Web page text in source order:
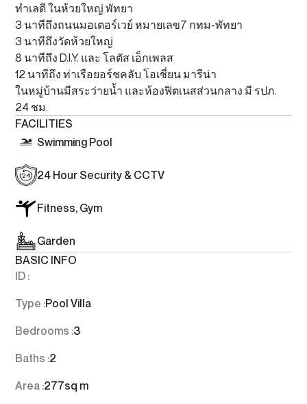
ทำเลดี ในห้วยใหญ่ พัทยา
3 นาทีถึงถนนมอเตอร์เวย์ หมายเลข7 กทม-พัทยา
3 นาทีถึงวัดห้วยใหญ่
8 นาทีถึง D.I.Y. และ โลตัส เอ็กเพลส
12 นาทีถึง ท่าเรือยอร์ชคลับ โอเชี่ยน มารีน่า
ในหมู่บ้านมีสระว่ายน้ำ และห้องฟิตเนสส่วนกลาง มี รปภ.
24 ชม.
FACILITIES
Swimming Pool
24 Hour Security & CCTV
Fitness, Gym
Garden
BASIC INFO
ID :
Type :Pool Villa
Bedrooms :3
Baths :2
Area :277sq m